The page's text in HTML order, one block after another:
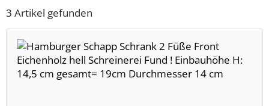
3 Artikel gefunden